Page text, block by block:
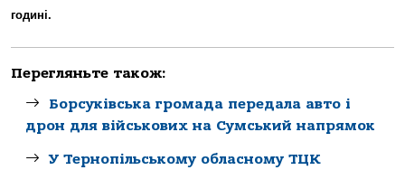
годині.
Перегляньте також:
Борсуківська громада передала авто і
дрон для військових на Сумський напрямок
У Тернопільському обласному ТЦК